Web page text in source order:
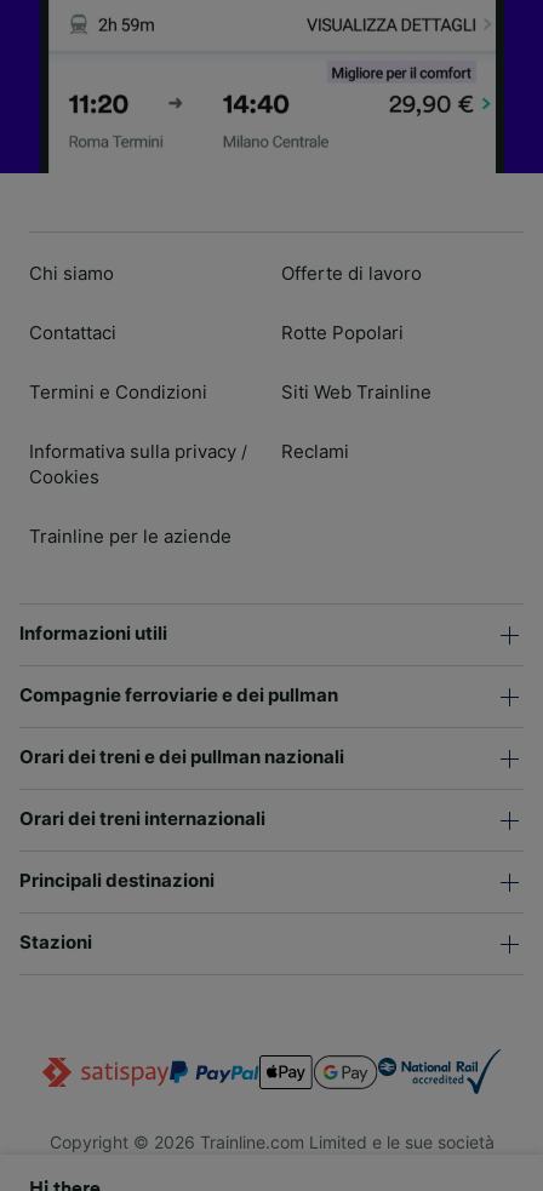
Chi siamo
Contattaci
Termini e Condizioni
Informativa sulla privacy /
Cookies
Trainline per le aziende
Offerte di lavoro
Rotte Popolari
Siti Web Trainline
Reclami
Informazioni utili
Compagnie ferroviarie e dei pullman
Orari dei treni e dei pullman nazionali
Orari dei treni internazionali
Principali destinazioni
Stazioni
Copyright © 2026 Trainline.com Limited e le sue società